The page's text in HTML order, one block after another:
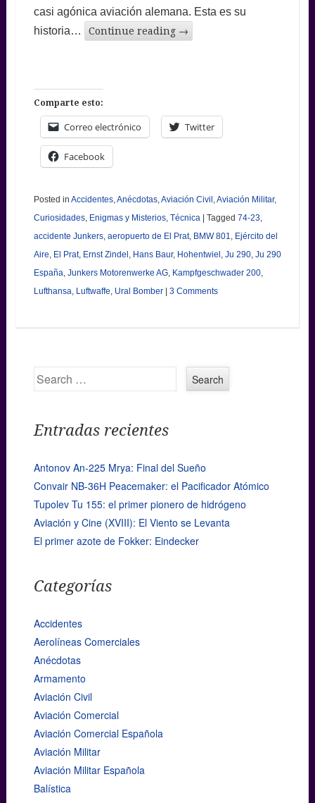
casi agónica aviación alemana. Esta es su
historia…
Continue reading →
Comparte esto:
Correo electrónico Twitter
Facebook
Posted in Accidentes, Anécdotas, Aviación Civil Aviación Militar,
Curiosidades, Enigmas y Misterios, Técnica | Tagged 74-23
accidente Junkers, aeropuerto de El Prat, BMW 801
Ejército del
Aire El Prat, Ernst Zindel Hans Baur, Hohentwiel Ju 290, Ju 290
España Junkers Motorenwerke AG, Kampfgeschwader 200,
Lufthansa Luftwaffe Ural Bomber | 3 Comments
Search
Entradas recientes
Antonov An-225 Mrya: Final del Sueño
Convair NB-36H Peacemaker: el Pacificador Atómico
Tupolev Tu 155: el primer pionero de hidrógeno
Aviación y Cine (XVIII): El Viento se Levanta
El primer azote de Fokker: Eindecker
Categorías
Accidentes
Aerolíneas Comerciales
Anécdotas
Armamento
Aviación Civil
Aviación Comercial
Aviación Comercial Española
Aviación Militar
Aviación Militar Española
Balística